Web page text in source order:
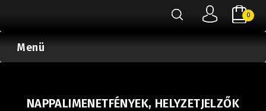
0
Menü
NAPPALIMENETFÉNYEK, HELYZETJELZŐK